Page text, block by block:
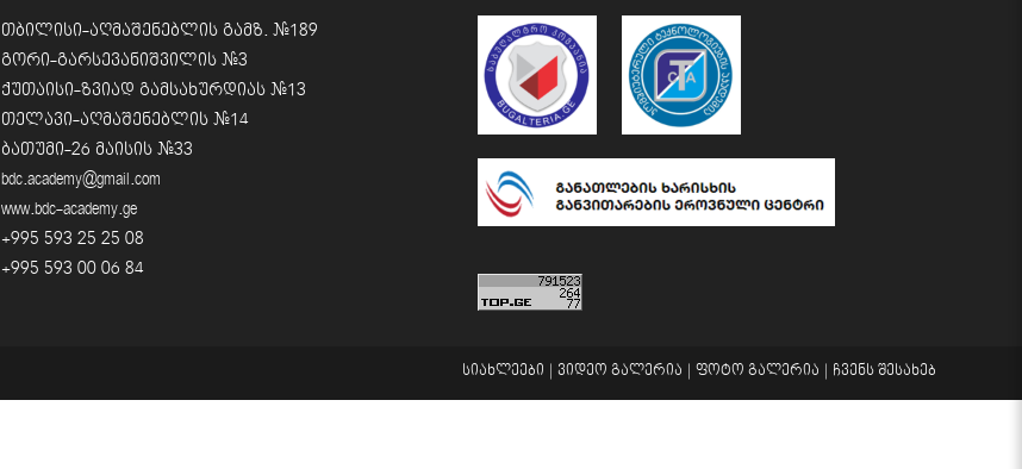
თბილისი-აღმაშენებლის გამზ. #189
გორი-გარსევანიშვილის #3
ქუთაისი-ზვიად გამსახურდიას #13
თელავი-აღმაშენებლის #14
ბათუმი-26 მაისის #33
bdc.academy@gmail.com
www.bdc-academy.ge
+995 593 25 25 08
+995 593 00 06 84
სიახლეები ვიდეო გალერია ფოტო გალერია ჩვენს შესახებ